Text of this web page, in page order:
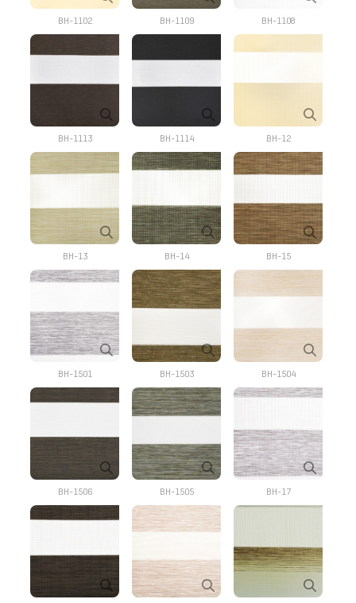
BH-1102 BH-1109 BH-1108
BH-1113 BH-1114 BH-12
BH-13 BH-14 BH-15
BH-1501 BH-1503 BH-1504
BH-1506 BH-1505 BH-17